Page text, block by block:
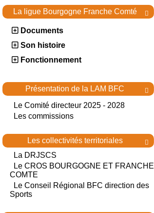

La ligue Bourgogne Franche Comté
Documents
Son histoire
Fonctionnement

Présentation de la LAM BFC
Le Comité directeur 2025 - 2028
Les commissions

Les collectivités territoriales
La DRJSCS
Le CROS BOURGOGNE ET FRANCHE
COMTE
Le Conseil Régional BFC direction des
Sports